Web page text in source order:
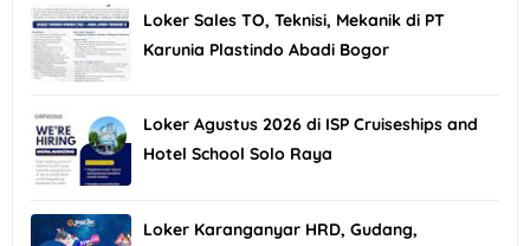
Loker Sales TO, Teknisi, Mekanik di PT
Karunia Plastindo Abadi Bogor
Loker Agustus 2026 di ISP Cruiseships and
Hotel School Solo Raya
Loker Karanganyar HRD, Gudang,